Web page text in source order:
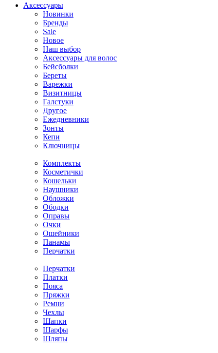
Аксессуары
Новинки
Бренды
Sale
Новое
Наш выбор
Аксессуары для волос
Бейсболки
Береты
Варежки
Визитницы
Галстуки
Другое
Ежедневники
Зонты
Кепи
Ключницы
Комплекты
Косметички
Кошельки
Наушники
Обложки
Ободки
Оправы
Очки
Ошейники
Панамы
Перчатки
Перчатки
Платки
Пояса
Пряжки
Ремни
Чехлы
Шапки
Шарфы
Шляпы